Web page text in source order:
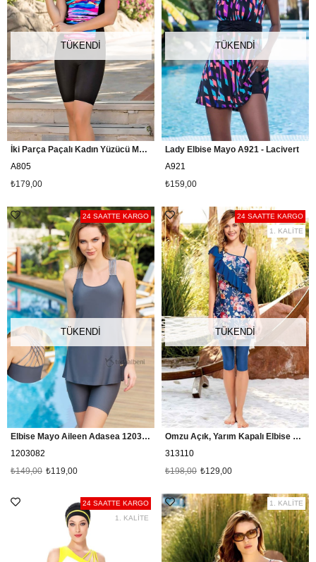
TÜKENDI
İki Parça Paçalı Kadın Yüzücü Mayo A805 - Siyah
A805
₺179,00
TÜKENDI
Lady Elbise Mayo A921 - Lacivert
A921
₺159,00
TÜKENDI
Elbise Mayo Aileen Adasea 1203082 Antrasit
1203082
₺119,00
₺149,00
24 SAATTE KARGO
TÜKENDI
Omzu Açık, Yarım Kapalı Elbise Mayo, Lacivert
313110
₺129,00
₺198,00
24 SAATTE KARGO
1. KALİTE
24 SAATTE KARGO
1. KALİTE
1. KALİTE